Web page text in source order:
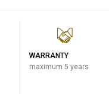
WARRANTY
maximum 5 years